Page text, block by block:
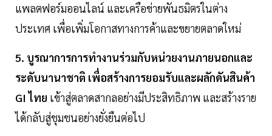
แพลตฟอร์มออนไลน์ และเครือข่ายพันธมิตรในต่าง
ประเทศ เพื่อเพิ่มโอกาสทางการค้าและขยายตลาดใหม่
5. บูรณาการการทำงานร่วมกับหน่วยงานภายนอกและ
ระดับนานาชาติ เพื่อสร้างการยอมรับและผลักดันสินค้า
GI ไทย เข้าสู่ตลาดสากลอย่างมีประสิทธิภาพ และสร้างราย
ได้กลับสู่ชุมชนอย่างยั่งยืนต่อไป